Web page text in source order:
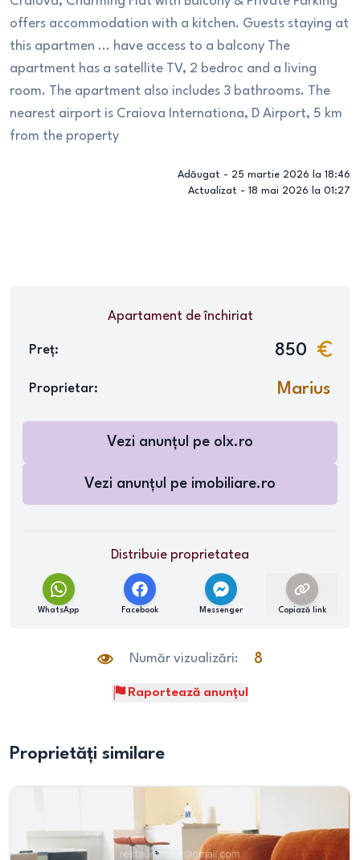
offers accommodation with a kitchen. Guests staying at
this apartmen ... have access to a balcony The
apartment has a satellite TV, 2 bedroc and a living
room. The apartment also includes 3 bathrooms. The
nearest airport is Craiova Internationa, D Airport, 5 km
from the property
Adăugat - 25 martie 2026 la 18:46
Actualizat - 18 mai 2026 la 01:27
Apartamentde închiriat
Preț: 850
Proprietar: Marius
Vezi anunțul pe olx.ro
Vezi anunțul pe imobiliare.ro
Distribuie proprietatea
WhatsApp Facebook Messenger Copiază link
Număr vizualizări: 8
Raportează anunțul
Proprietăți similare